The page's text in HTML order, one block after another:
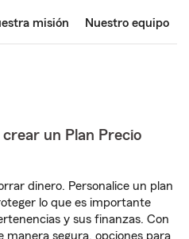
misión Nuestro equipo
un Plan Precio
dinero. Personalice un plan
lo que es importante
y sus finanzas. Con
manera segura, opciones para